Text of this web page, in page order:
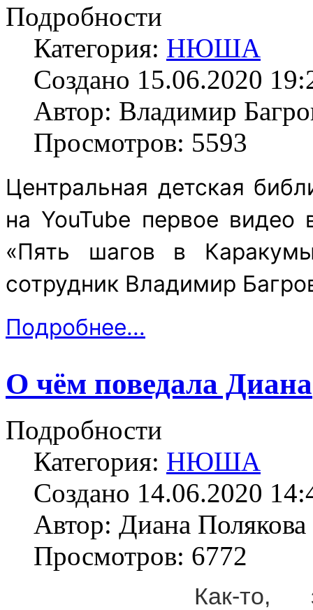
Подробности
Категория: НЮША
Создано 15.06.2020
Автор: Владимир
Просмотров: 5593
Центральная детская
на YouTube первое видео
«Пять шагов в
сотрудник Владимир
Подробнее...
О чём поведала Диана
Подробности
Категория: НЮША
Создано 14.06.2020
Автор: Диана Полякова
Просмотров: 6772
Как-то,